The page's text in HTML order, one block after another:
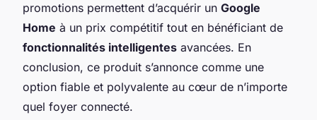
promotions permettent d’acquérir un Google
Home à un prix compétitif tout en bénéficiant de
fonctionnalités intelligentes avancées. En
conclusion, ce produit s’annonce comme une
option fiable et polyvalente au cœur de n’importe
quel foyer connecté.